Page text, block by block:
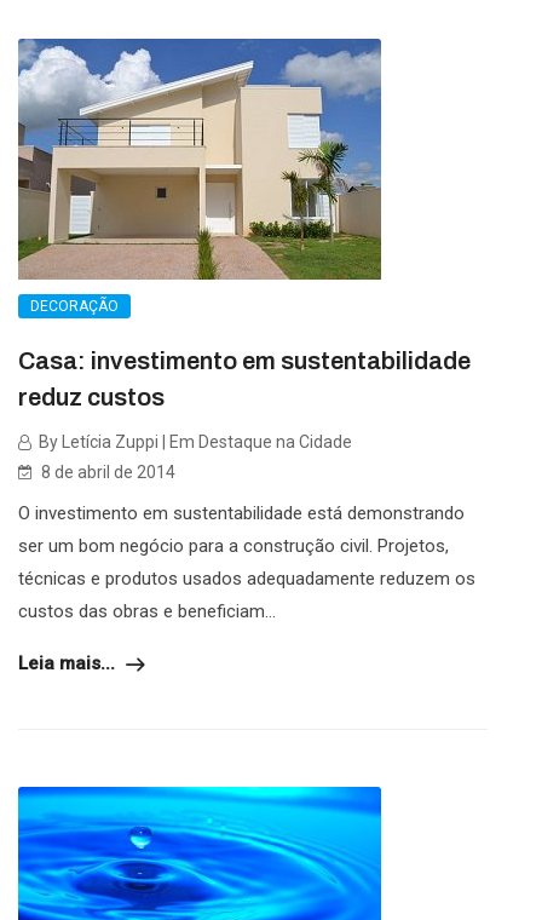
DECORAÇÃO
Casa: investimento em sustentabilidade
reduz custos
By Letícia Zuppi | Em Destaque na Cidade
8 de abril de 2014
O investimento em sustentabilidade está demonstrando
ser um bom negócio para a construção civil. Projetos,
técnicas e produtos usados adequadamente reduzem os
custos das obras e beneficiam...
Leia mais...